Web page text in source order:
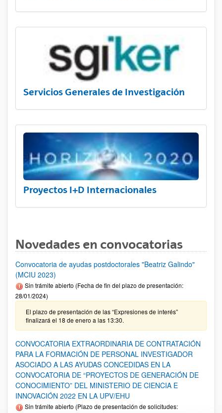
Servicios Generales de Investigación
Proyectos I+D Internacionales
Novedades en convocatorias
Convocatoria de ayudas postdoctorales "Beatriz Galindo"
(MCIU 2023)
Sin trámite abierto (Fecha de fin del plazo de presentación:
28/01/2024)
El plazo de presentación de las “Expresiones de interés”
finalizará el 18 de enero a las 13:30.
CONVOCATORIA EXTRAORDINARIA DE CONTRATACIÓN
PARA LA FORMACIÓN DE PERSONAL INVESTIGADOR
ASOCIADO A LAS AYUDAS CONCEDIDAS EN LA
CONVOCATORIA DE “PROYECTOS DE GENERACIÓN DE
CONOCIMIENTO” DEL MINISTERIO DE CIENCIA E
INNOVACIÓN 2022 EN LA UPV/EHU
Sin trámite abierto (Plazo de presentación de solicitudes: